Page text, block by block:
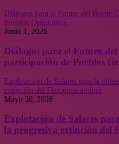
Diálogos para el Futuro del Borde
Pueblos Originarios
Junio 1, 2026
Diálogos para el Futuro del
participación de Pueblos
Explotación de Salares para la
extinción del Flamenco andino
Mayo 30, 2026
Explotación de Salares
la progresiva extinción del